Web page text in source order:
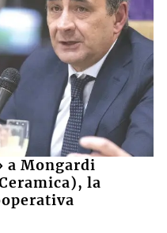
a Mongardi
la